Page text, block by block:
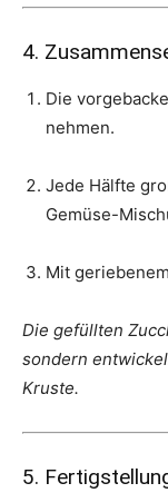
4.
Die
nehmen.
Jede Hälfte
Gemüse-
Mit geriebenem
Die gefüllten
sondern
Kruste.
5.